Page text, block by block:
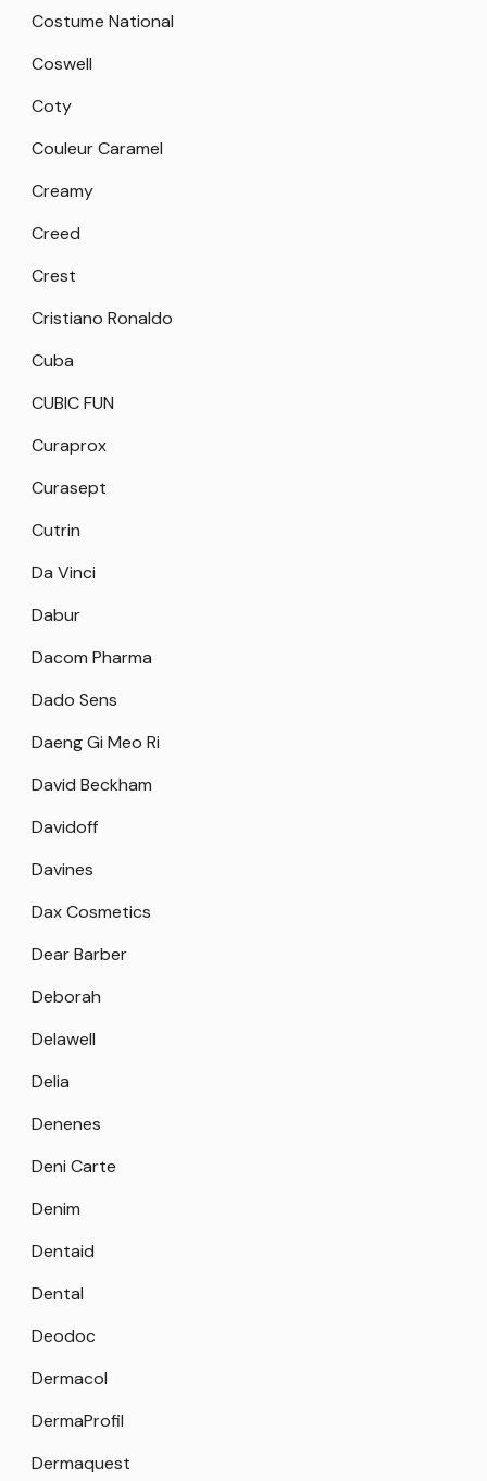
Costume National
Coswell
Coty
Couleur Caramel
Creamy
Creed
Crest
Cristiano Ronaldo
Cuba
CUBIC FUN
Curaprox
Curasept
Cutrin
Da Vinci
Dabur
Dacom Pharma
Dado Sens
Daeng Gi Meo Ri
David Beckham
Davidoff
Davines
Dax Cosmetics
Dear Barber
Deborah
Delawell
Delia
Denenes
Deni Carte
Denim
Dentaid
Dental
Deodoc
Dermacol
DermaProfil
Dermaquest